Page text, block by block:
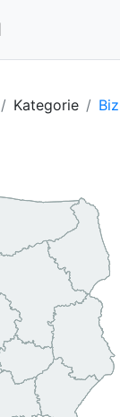
Kategorie